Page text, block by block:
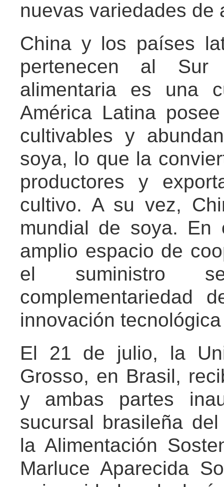
nuevas variedades de
China y los países
pertenecen al
alimentaria es una
América Latina
cultivables y
soya, lo que la
productores y
cultivo. A su vez,
mundial de soya. En
amplio espacio de
el suministro
complementariedad
innovación
El 21 de julio, la
Grosso, en Brasil,
y ambas partes
sucursal brasileña
la Alimentación
Marluce Aparecida